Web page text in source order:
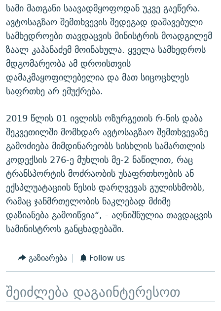
სამი მათგანი საავადმყოფოდან უკვე გაეწერა.
ავტოსაგზაო შემთხვევის შედეგად დაშავებული
სამხედროები თავდაცვის მინისტრის მოადგილემ
ზაალ კაპანაძემ მოინახულა. ყველა სამხედროს
მდგომარეობა ამ დროისთვის
დამაკმაყოფილებელია და მათ სიცოცხლეს
საფრთხე არ ემუქრება.
2019 წლის 01 ივლისს ოზურგეთის რ-ნის დაბა
შეკვეთილში მომხდარ ავტოსაგზაო შემთხვევაზე
გამოძიება მიმდინარეობს სისხლის სამართლის
კოდექსის 276-ე მუხლის მე-2 ნაწილით, რაც
ტრანსპორტის მოძრაობის უსაფრთხოების ან
ექსპლუატაციის წესის დარღვევას გულისხმობს,
რამაც ჯანმრთელობის ნაკლებად მძიმე
დაზიანება გამოიწვია“, - აღნიშნულია თავდაცვის
სამინისტროს განცხადებაში.
გაზიარება Follow us
შეიძლება დაგაინტერესოთ